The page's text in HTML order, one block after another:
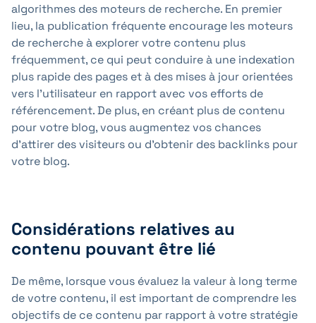
algorithmes des moteurs de recherche. En premier
lieu, la publication fréquente encourage les moteurs
de recherche à explorer votre contenu plus
fréquemment, ce qui peut conduire à une indexation
plus rapide des pages et à des mises à jour orientées
vers l'utilisateur en rapport avec vos efforts de
référencement. De plus, en créant plus de contenu
pour votre blog, vous augmentez vos chances
d'attirer des visiteurs ou d'obtenir des backlinks pour
votre blog.
Considérations relatives au
contenu pouvant être lié
De même, lorsque vous évaluez la valeur à long terme
de votre contenu, il est important de comprendre les
objectifs de ce contenu par rapport à votre stratégie